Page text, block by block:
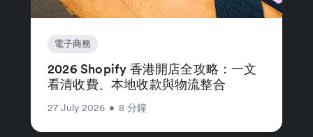
電子商務
2026 Shopify 香港開店全攻略：一文
看清收費、本地收款與物流整合
27 July 2026 • 8 分鐘